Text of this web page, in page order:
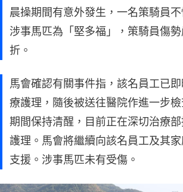
晨操期間有意外發生，一名策騎員不
涉事馬匹為「堅多福」，策騎員傷
折。
馬會確認有關事件指，該名員工已
療護理，隨後被送往醫院作進一步
期間保持清醒，目前正在深切治療
護理。馬會將繼續向該名員工及其
支援。涉事馬匹未有受傷。